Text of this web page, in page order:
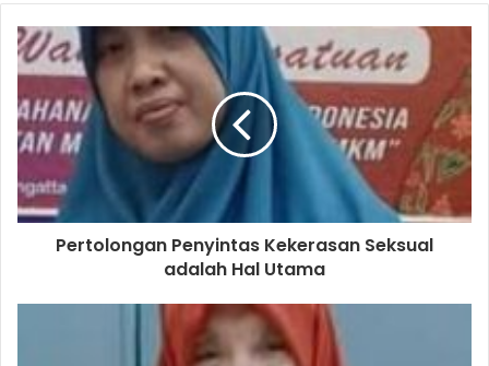
Pertolongan Penyintas Kekerasan Seksual
adalah Hal Utama